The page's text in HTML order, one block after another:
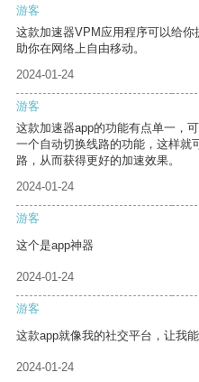
游客
这款加速器VPM应用程序可以给
助你在网络上自由移动。
2024-01-24
游客
这款加速器app的功能有点单一，
一个自动切换线路的功能，这样就
路，从而获得更好的加速效果。
2024-01-24
游客
这个是app神器
2024-01-24
游客
这款app就像我的社交平台，让我
2024-01-24